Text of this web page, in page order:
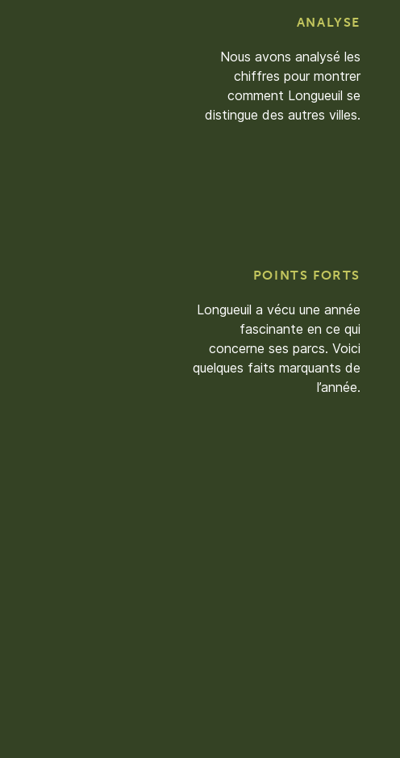
ANALYSE
Nous avons analysé les
chiffres pour montrer
comment Longueuil se
distingue des autres villes.
POINTS FORTS
Longueuil a vécu une année
fascinante en ce qui
concerne ses parcs. Voici
quelques faits marquants de
l’année.